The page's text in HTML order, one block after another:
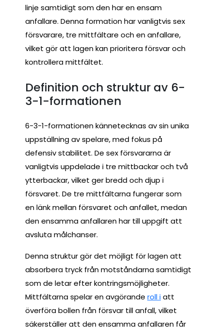
linje samtidigt som den har en ensam
anfallare. Denna formation har vanligtvis sex
försvarare, tre mittfältare och en anfallare,
vilket gör att lagen kan prioritera försvar och
kontrollera mittfältet.
Definition och struktur av 6-
3-1-formationen
6-3-1-formationen kännetecknas av sin unika
uppställning av spelare, med fokus på
defensiv stabilitet. De sex försvararna är
vanligtvis uppdelade i tre mittbackar och två
ytterbackar, vilket ger bredd och djup i
försvaret. De tre mittfältarna fungerar som
en länk mellan försvaret och anfallet, medan
den ensamma anfallaren har till uppgift att
avsluta målchanser.
Denna struktur gör det möjligt för lagen att
absorbera tryck från motståndarna samtidigt
som de letar efter kontringsmöjligheter.
Mittfältarna spelar en avgörande roll iatt
överföra bollen från försvar till anfall, vilket
säkerställer att den ensamma anfallaren får